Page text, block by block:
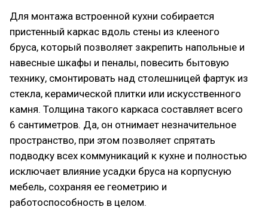
Для монтажа встроенной кухни собирается
пристенный каркас вдоль стены из клееного
бруса, который позволяет закрепить напольные и
навесные шкафы и пеналы, повесить бытовую
технику, смонтировать над столешницей фартук из
стекла, керамической плитки или искусственного
камня. Толщина такого каркаса составляет всего
6 сантиметров. Да, он отнимает незначительное
пространство, при этом позволяет спрятать
подводку всех коммуникаций к кухне и полностью
исключает влияние усадки бруса на корпусную
мебель, сохраняя ее геометрию и
работоспособность в целом.